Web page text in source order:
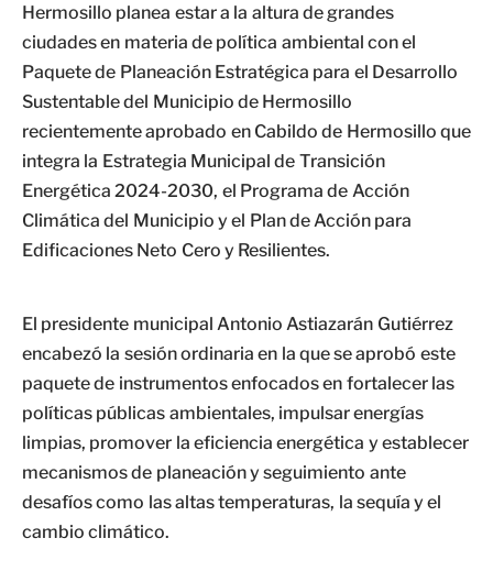
Hermosillo planea estar a la altura de grandes
ciudades en materia de política ambiental con el
Paquete de Planeación Estratégica para el Desarrollo
Sustentable del Municipio de Hermosillo
recientemente aprobado en Cabildo de Hermosillo que
integra la Estrategia Municipal de Transición
Energética 2024-2030, el Programa de Acción
Climática del Municipio y el Plan de Acción para
Edificaciones Neto Cero y Resilientes.
El presidente municipal Antonio Astiazarán Gutiérrez
encabezó la sesión ordinaria en la que se aprobó este
paquete de instrumentos enfocados en fortalecer las
políticas públicas ambientales, impulsar energías
limpias, promover la eficiencia energética y establecer
mecanismos de planeación y seguimiento ante
desafíos como las altas temperaturas, la sequía y el
cambio climático.